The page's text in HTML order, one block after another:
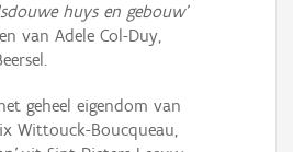
huys en gebouw'
van Adele Col-Duy,
geheel eigendom van
Wittouck-Boucqueau,